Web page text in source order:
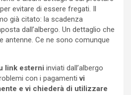
evitare di essere fregati. Il
già citato: la scadenza
dall’albergo. Un dettaglio che
antenne. Ce ne sono comunque
link esterni inviati dall’albergo
con i pagamentivi
e vi chiederà di utilizzare